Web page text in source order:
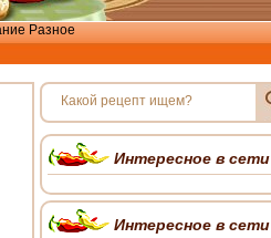
Разное
Интересное в сети
Интересное в сети